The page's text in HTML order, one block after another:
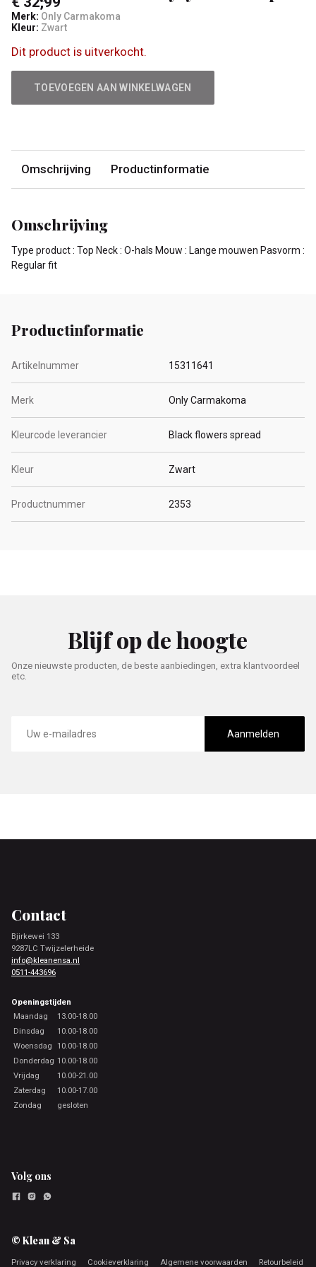
Merk: Only Carmakoma
Kleur: Zwart
Dit product is uitverkocht.
TOEVOEGEN AAN WINKELWAGEN
Omschrijving Productinformatie
Omschrijving
Type product : Top Neck : O-hals Mouw : Lange mouwen Pasvorm :
Regular fit
Productinformatie
Artikelnummer 15311641
Merk Only Carmakoma
Kleurcode leverancier Black flowers spread
Kleur Zwart
Productnummer 2353
Blijf op de hoogte
Onze nieuwste producten, de beste aanbiedingen, extra klantvoordeel
etc.
mailadres
Aanmelden
Contact
Bjirkewei 133
9287LC Twijzelerheide
info@kleanensa.nl
0511-443696
Openingstijden
Maandag
13.00-18.00
Dinsdag
10.00-18.00
Woensdag 10.00-18.00
Donderdag 10.00-18.00
Vrijdag
10.00-21.00
Zaterdag
10.00-17.00
Zondag
gesloten
Volg ons
© Klean & Sa
Privacy verklaring Cookieverklaring Algemene voorwaarden Retourbeleid